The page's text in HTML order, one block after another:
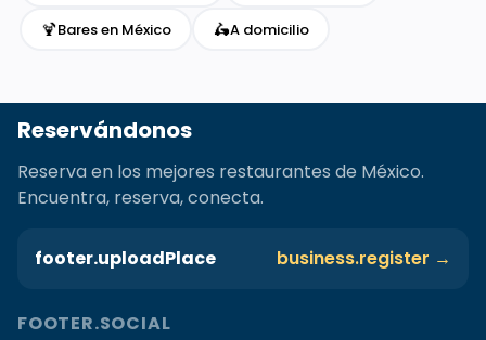
🍹Bares en México 🛵A domicilio
Reservándonos
Reserva en los mejores restaurantes de México.
Encuentra, reserva, conecta.
footer.uploadPlace business.register →
FOOTER.SOCIAL